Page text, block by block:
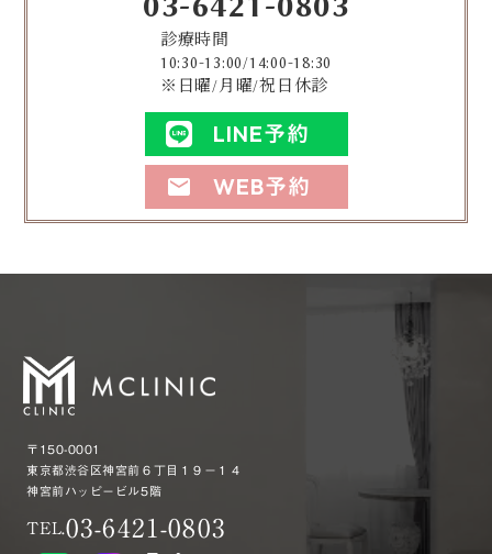
診療時間
10:30-13:00/14:00-18:30
※日曜/月曜/祝日休診
LINE予約
mail WEB予約
〒150-0001
東京都渋谷区神宮前６丁目１９−１４
神宮前ハッピービル5階
TEL.03-6421-0803